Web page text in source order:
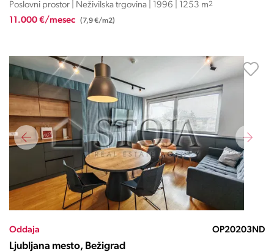
Poslovni prostor | Neživilska trgovina | 1996 | 1253 m2
11.000 €/mesec (7,9 €/m2)
Oddaja OP20203ND
Ljubljana mesto, Bežigrad